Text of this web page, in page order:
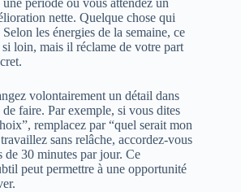
période où vous attendez un
nette. Quelque chose qui
les énergies de la semaine, ce
si loin, mais il réclame de votre part
volontairement un détail dans
faire. Par exemple, si vous dites
remplacez par “quel serait mon
sans relâche, accordez-vous
de 30 minutes par jour. Ce
peut permettre à une opportunité